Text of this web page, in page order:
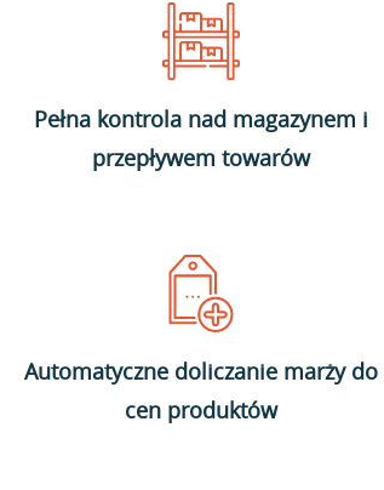
Pełna kontrola nad magazynem i
przepływem towarów
Automatyczne doliczanie marży do
cen produktów